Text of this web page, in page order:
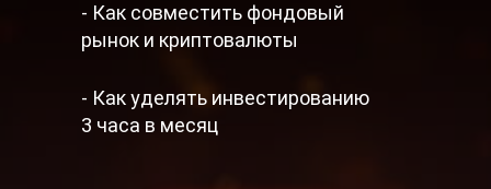
- Как уделять инвестированию
3 часа в месяц
- Как совместить фондовый
рынок и криптовалюты